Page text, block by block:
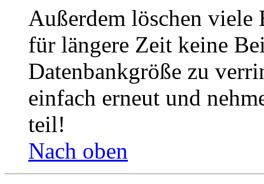
Außerdem löschen viele
für längere Zeit keine
Datenbankgröße zu
einfach erneut und
teil!
Nach oben